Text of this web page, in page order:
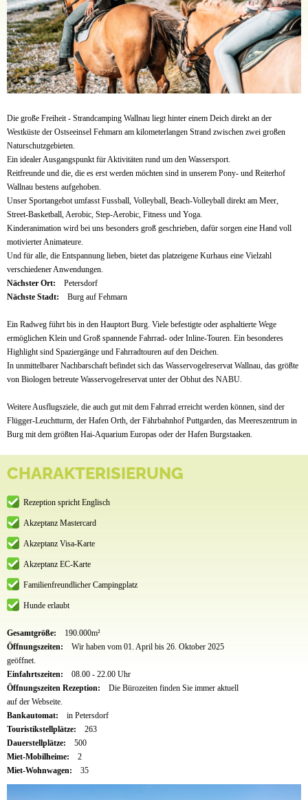
Die große Freiheit - Strandcamping Wallnau liegt hinter einem Deich direkt an der
Westküste der Ostseeinsel Fehmarn am kilometerlangen Strand zwischen zwei großen
Naturschutzgebieten.
Ein idealer Ausgangspunkt für Aktivitäten rund um den Wassersport.
Reitfreunde und die, die es erst werden möchten sind in unserem Pony- und Reiterhof
Wallnau bestens aufgehoben.
Unser Sportangebot umfasst Fussball, Volleyball, Beach-Volleyball direkt am Meer,
Street-Basketball, Aerobic, Step-Aerobic, Fitness und Yoga.
Kinderanimation wird bei uns besonders groß geschrieben, dafür sorgen eine Hand voll
motivierter Animateure.
Und für alle, die Entspannung lieben, bietet das platzeigene Kurhaus eine Vielzahl
verschiedener Anwendungen.
Nächster Ort:
Petersdorf
Nächste Stadt:
Burg auf Fehmarn
Ein Radweg führt bis in den Hauptort Burg. Viele befestigte oder asphaltierte Wege
ermöglichen Klein und Groß spannende Fahrrad- oder Inline-Touren. Ein besonderes
Highlight sind Spaziergänge und Fahrradtouren auf den Deichen.
In unmittelbarer Nachbarschaft befindet sich das Wasservogelreservat Wallnau, das größte
von Biologen betreute Wasservogelreservat unter der Obhut des NABU.
Weitere Ausflugsziele, die auch gut mit dem Fahrrad erreicht werden können, sind der
Flügger-Leuchtturm, der Hafen Orth, der Fährbahnhof Puttgarden, das Meereszentrum in
Burg mit dem größten Hai-Aquarium Europas oder der Hafen Burgstaaken.
CHARAKTERISIERUNG
Rezeption spricht Englisch
Akzeptanz Mastercard
Akzeptanz Visa-Karte
Akzeptanz EC-Karte
Familienfreundlicher Campingplatz
Hunde erlaubt
Gesamtgröße:
190.000m²
Öffnungszeiten:
Wir haben vom 01. April bis 26. Oktober 2025
geöffnet.
Einfahrtszeiten:
08.00 - 22.00 Uhr
Öffnungszeiten Rezeption:
Die Bürozeiten finden Sie immer aktuell
auf der Webseite.
Bankautomat:
in Petersdorf
Touristikstellplätze:
263
Dauerstellplätze:
500
Miet-Mobilheime:
2
Miet-Wohnwagen:
35